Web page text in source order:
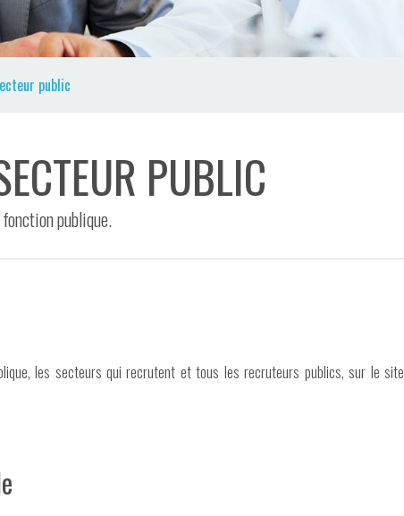
public
PUBLIC
publique.
les secteurs qui recrutent et tous les recruteurs publics, sur le site